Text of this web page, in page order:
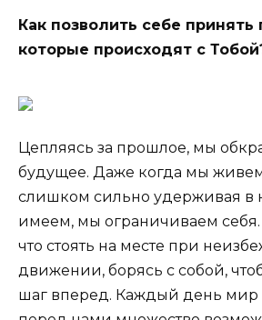
Как позволить себе
которые происходят с
Цепляясь за прошлое, мы
будущее. Даже когда мы
слишком сильно удерживая в
имеем, мы ограничиваем себя.
что стоять на месте при
движении, борясь с собой,
шаг вперед. Каждый день мир